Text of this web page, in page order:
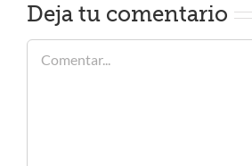
Deja tu comentario
Comentar